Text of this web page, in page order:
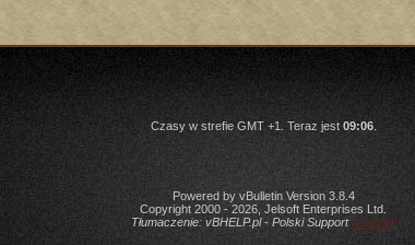
Czasy w strefie GMT +1. Teraz jest09:06.
Powered by vBulletin Version 3.8.4
Copyright 2000 - 2026, Jelsoft Enterprises Ltd.
Tłumaczenie: vBHELP.pl - Polski Support vBulletin